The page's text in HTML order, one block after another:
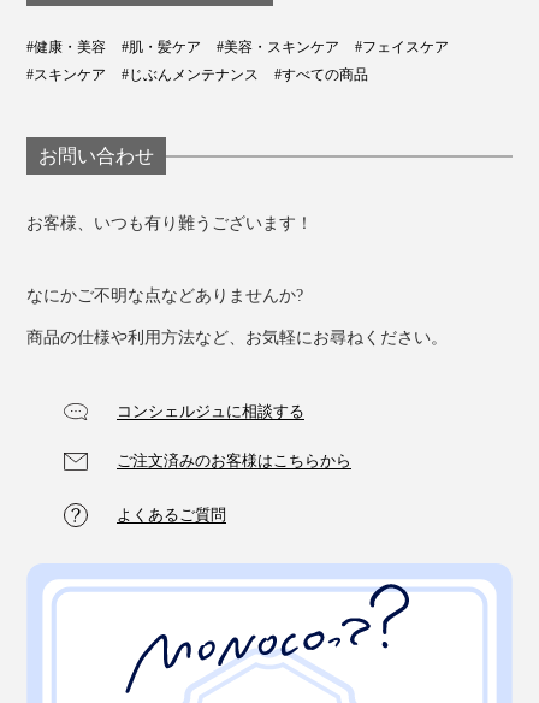
#健康・美容 #肌・髪ケア #美容・スキンケア
#フェイスケア
#スキンケア
#じぶんメンテナンス #すべての商品
お問い合わせ
お客様、いつも有り難うございます！
なにかご不明な点などありませんか?
商品の仕様や利用方法など、お気軽にお尋ねください。
コンシェルジュに相談する
ご注文済みのお客様はこちらから
よくあるご質問